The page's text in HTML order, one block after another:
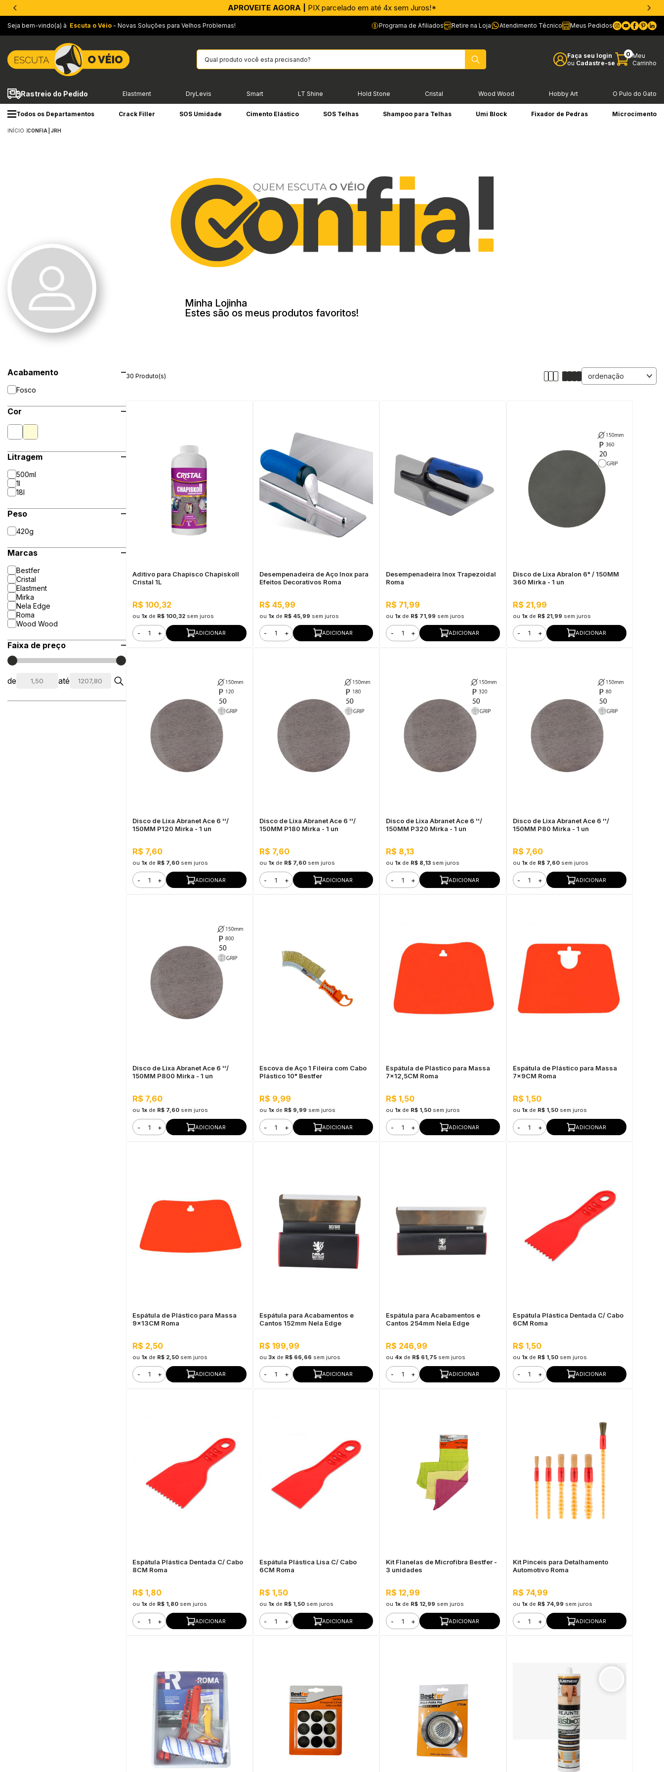
APROVEITE AGORA | PIX parcelado em até 4x sem Juros!*
Seja bem-vindo(a) à Escuta o Véio - Novas Soluções para Velhos Problemas! Programa de Afiliados Retire na Loja Atendimento Técnico Meus Pedidos
Faça seu login
ou Cadastre-se
0 Meu
Carrinho
Rastreio do Pedido Elastment DryLevis Smart LT Shine Hold Stone Cristal Wood Wood Hobby Art O Pulo do Gato
Todos os Departamentos Crack Filler SOS Umidade Cimento Elástico SOS Telhas Shampoo para Telhas Umi Block Fixador de Pedras Microcimento
INÍCIO CONFIA | JRH
Minha Lojinha
Estes são os meus produtos favoritos!
Acabamento
Fosco
Cor
Litragem
500ml
1l
18l
Peso
420g
Marcas
Bestfer
Cristal
Elastment
Mirka
Nela Edge
Roma
Wood Wood
Faixa de preço
de até
30 Produto(s)
Aditivo para Chapisco Chapiskoll
Cristal 1L
R$ 100,32
ou 1x de R$ 100,32 sem juros
- + ADICIONAR
Desempenadeira de Aço Inox para
Efeitos Decorativos Roma
R$ 45,99
ou 1xde R$ 45,99 sem juros
- + ADICIONAR
Desempenadeira Inox Trapezoidal
Roma
R$ 71,99
ou 1x de R$ 71,99 sem juros
- + ADICIONAR
Disco de Lixa Abralon 6" / 150MM
360 Mirka - 1 un
R$ 21,99
ou 1xde R$ 21,99 sem juros
- + ADICIONAR
Disco de Lixa Abranet Ace 6 ''/
150MM P120 Mirka - 1 un
R$ 7,60
ou 1x de R$ 7,60 sem juros
- + ADICIONAR
Disco de Lixa Abranet Ace 6 ''/
150MM P180 Mirka - 1 un
R$ 7,60
ou 1xde R$ 7,60 sem juros
- + ADICIONAR
Disco de Lixa Abranet Ace 6 ''/
150MM P320 Mirka - 1 un
R$ 8,13
ou 1x de R$ 8,13 sem juros
- + ADICIONAR
Disco de Lixa Abranet Ace 6 ''/
150MM P80 Mirka - 1 un
R$ 7,60
ou 1xde R$ 7,60 sem juros
- + ADICIONAR
Disco de Lixa Abranet Ace 6 ''/
150MM P800 Mirka - 1 un
R$ 7,60
ou 1x de R$ 7,60 sem juros
- + ADICIONAR
Escova de Aço 1 Fileira com Cabo
Plástico 10" Bestfer
R$ 9,99
ou 1xde R$ 9,99 sem juros
- + ADICIONAR
Espátula de Plástico para Massa
7x12,5CM Roma
R$ 1,50
ou 1x de R$ 1,50 sem juros
- + ADICIONAR
Espátula de Plástico para Massa
7x9CM Roma
R$ 1,50
ou 1xde R$ 1,50 sem juros
- + ADICIONAR
Espátula de Plástico para Massa
9x13CM Roma
R$ 2,50
ou 1x de R$ 2,50 sem juros
- + ADICIONAR
Espátula para Acabamentos e
Cantos 152mm Nela Edge
R$ 199,99
ou 3xde R$ 66,66 sem juros
- + ADICIONAR
Espátula para Acabamentos e
Cantos 254mm Nela Edge
R$ 246,99
ou 4x de R$ 61,75 sem juros
- + ADICIONAR
Espátula Plástica Dentada C/ Cabo
6CM Roma
R$ 1,50
ou 1xde R$ 1,50 sem juros
- + ADICIONAR
Espátula Plástica Dentada C/ Cabo
8CM Roma
R$ 1,80
ou 1x de R$ 1,80 sem juros
- + ADICIONAR
Espátula Plástica Lisa C/ Cabo
6CM Roma
R$ 1,50
ou 1xde R$ 1,50 sem juros
- + ADICIONAR
Kit Flanelas de Microfibra Bestfer -
3 unidades
R$ 12,99
ou 1x de R$ 12,99 sem juros
- + ADICIONAR
Kit Pinceis para Detalhamento
Automotivo Roma
R$ 74,99
ou 1xde R$ 74,99 sem juros
- + ADICIONAR